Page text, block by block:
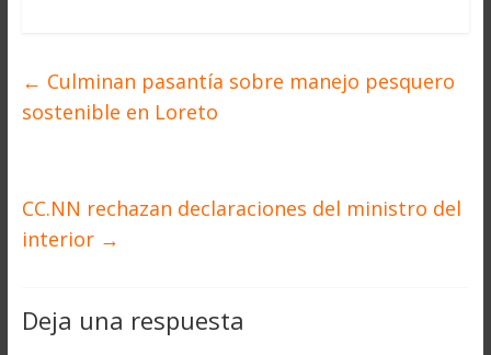
← Culminan pasantía sobre manejo pesquero
sostenible en Loreto
CC.NN rechazan declaraciones del ministro del
interior →
Deja una respuesta